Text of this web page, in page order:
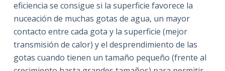
eficiencia se consigue si la superficie favorece la
nuceación de muchas gotas de agua, un mayor
contacto entre cada gota y la superficie (mejor
transmisión de calor) y el desprendimiento de las
gotas cuando tienen un tamaño pequeño (frente al